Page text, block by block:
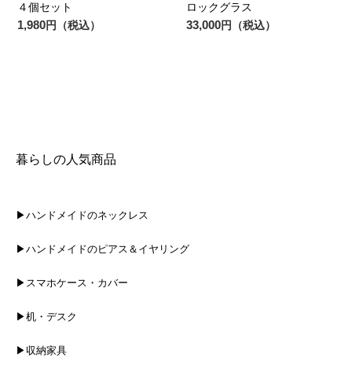
４個セット
1,980円（税込）
ロックグラス
33,000円（税込）
暮らしの人気商品
▶ハンドメイドのネックレス
▶ハンドメイドのピアス＆イヤリング
▶スマホケース・カバー
▶机・デスク
▶収納家具